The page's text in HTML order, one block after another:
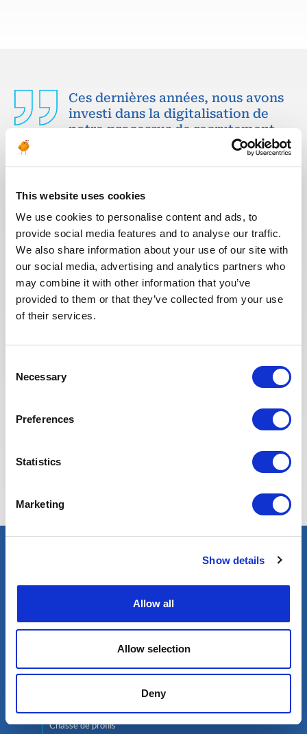
This website uses cookies
We use cookies to personalise content and ads, to
provide social media features and to analyse our traffic.
We also share information about your use of our site with
our social media, advertising and analytics partners who
may combine it with other information that you’ve
provided to them or that they’ve collected from your use
of their services.
Selection
Necessary
Preferences
Statistics
Marketing
Show details
Allow all
Allow selection
Deny
Ces dernières années, nous avons
investi dans la digitalisation de
notre processus de recrutement
afin que nos recruteurs puissent
candidats sélectionnés. Nous
page Offres de mission sur le site
web pour faciliter la recherche de
missions et les candidatures.
Toute l'équipe Recrutement a à
cœur d’offrir la meilleure
expérience possible à nos
candidats.
Nucléaire
Sélection des meilleurs experts
Chasse de profils